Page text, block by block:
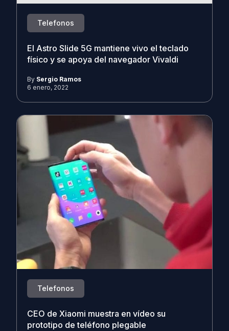
Telefonos
El Astro Slide 5G mantiene vivo el teclado
físico y se apoya del navegador Vivaldi
By Sergio Ramos
6 enero, 2022
Telefonos
CEO de Xiaomi muestra en vídeo su
prototipo de teléfono plegable